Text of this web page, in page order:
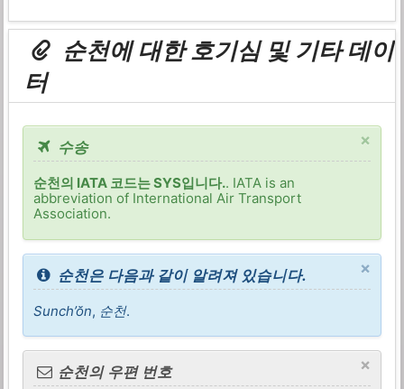
순천에 대한 호기심 및 기타 데이
터
×
수송
순천의 IATA 코드는 SYS입니다.. IATA is an
abbreviation of International Air Transport
Association.
×
순천은 다음과 같이 알려져 있습니다.
Sunch’ŏn, 순천.
×
순천의 우편 번호